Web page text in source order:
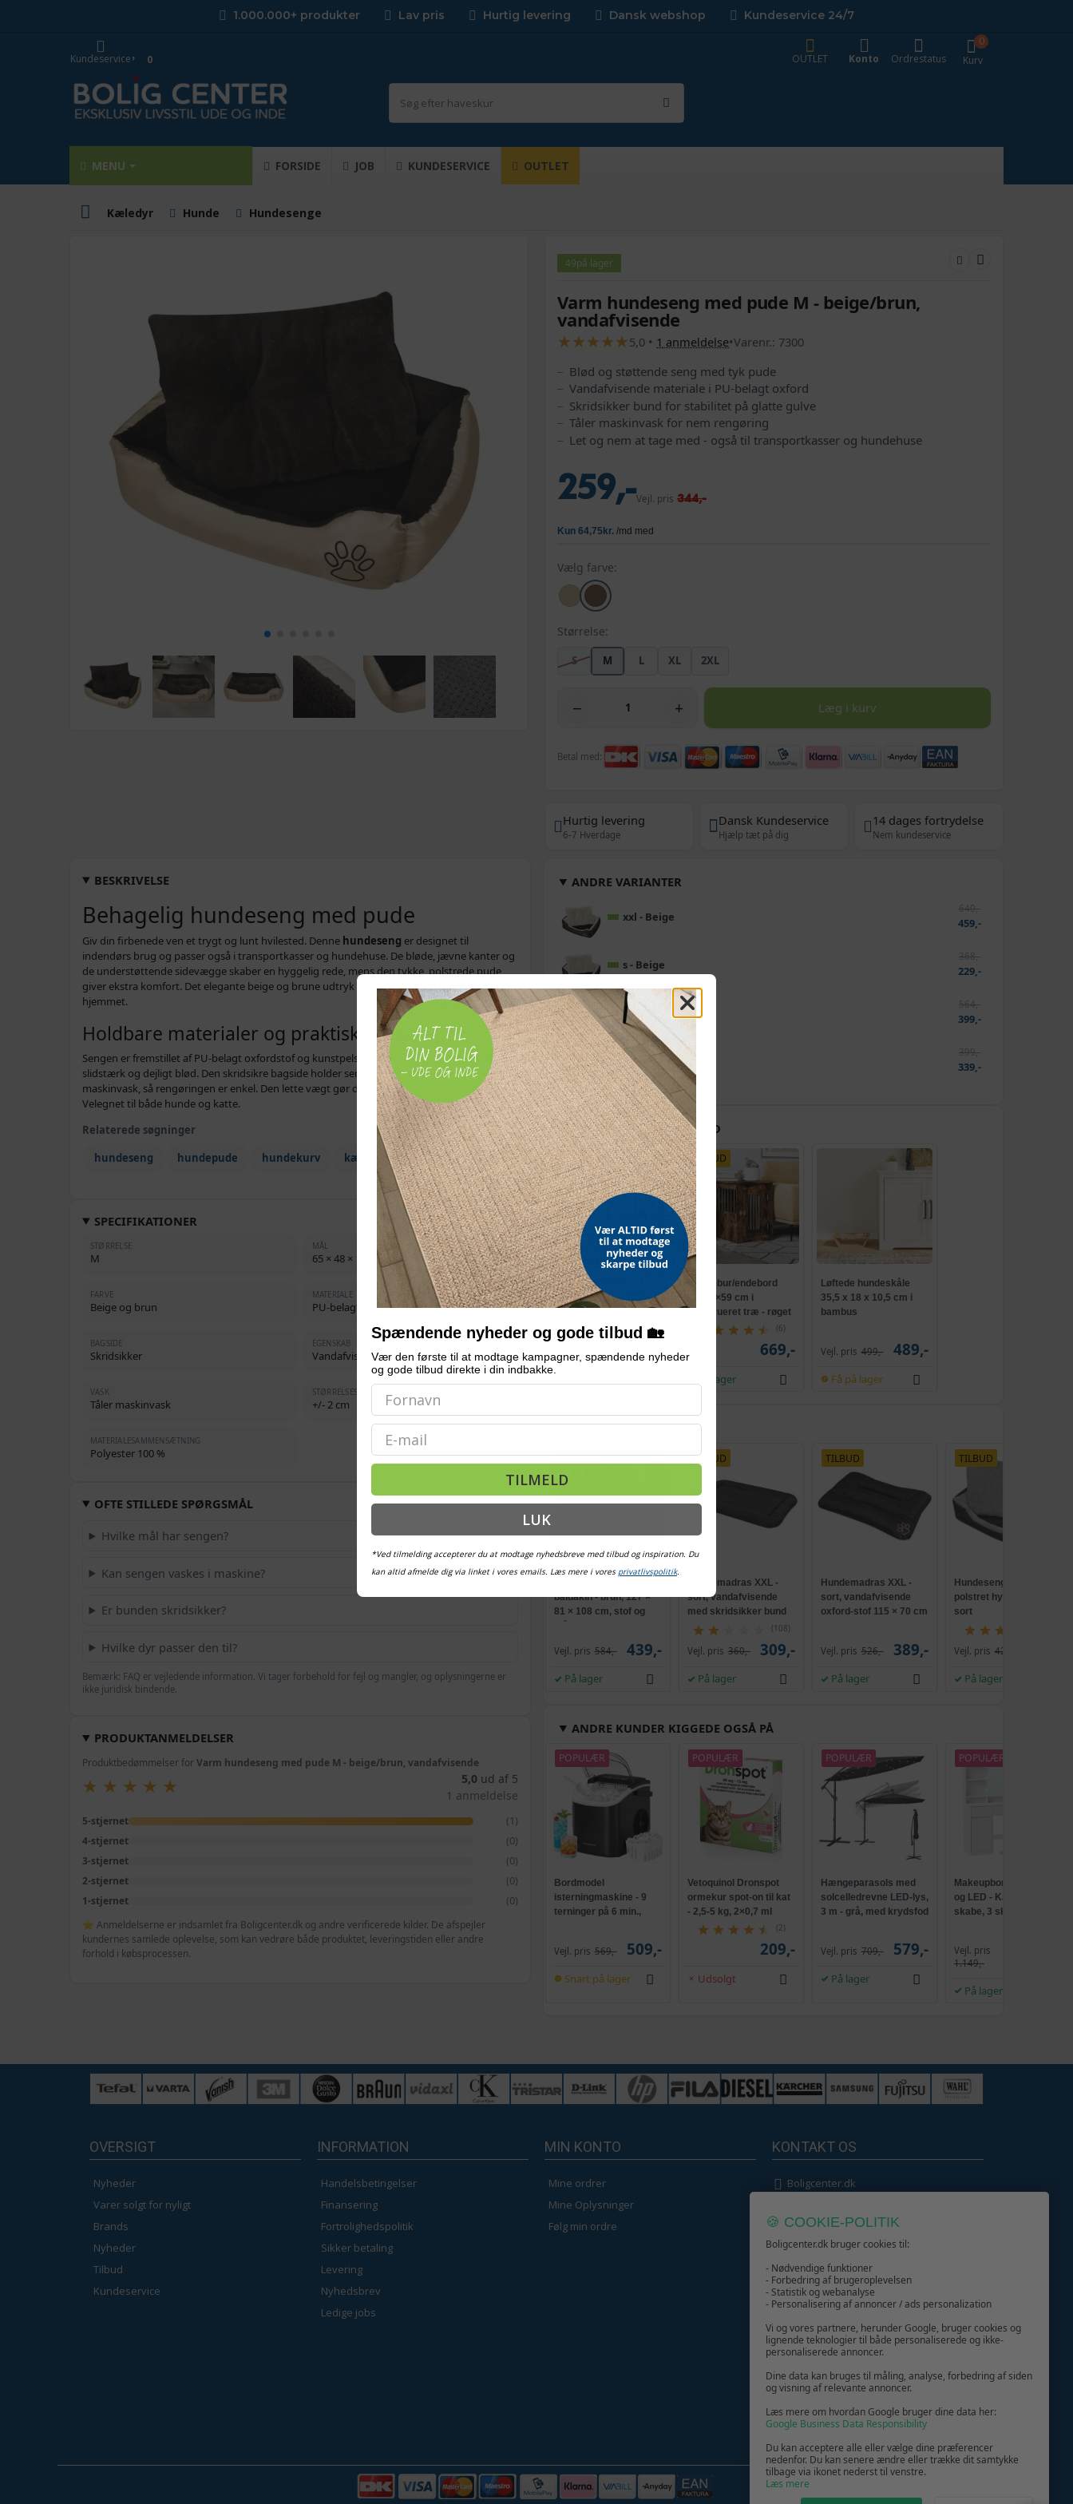
1.000.000+ produkter Lav pris Hurtig levering Dansk webshop Kundeservice 24/7
Kurv
0
OUTLET
Konto Ordrestatus
Kundeservice 0
MENU FORSIDE JOB KUNDESERVICE OUTLET
Kæledyr Hunde Hundesenge
49på lager
Varm hundeseng med pude M - beige/brun,
vandafvisende
★
★★
★★
★★
★★
★5,0 • 1 anmeldelse•Varenr.: 7300
Blød og støttende seng med tyk pude
Vandafvisende materiale i PU-belagt oxford
Skridsikker bund for stabilitet på glatte gulve
Tåler maskinvask for nem rengøring
Let og nem at tage med - også til transportkasser og hundehuse
259,-Vejl. pris 344,-
Vælg farve:
Størrelse:
S M L XL 2XL
− + Læg i kurv
Betal med:
Hurtig levering
6-7 Hverdage
Dansk Kundeservice
Hjælp tæt på dig
14 dages fortrydelse
Nem kundeservice
BESKRIVELSE
Behagelig hundeseng med pude
Giv din firbenede ven et trygt og lunt hvilested. Denne hundeseng er designet til
indendørs brug og passer også i transportkasser og hundehuse. De bløde, jævne kanter og
de understøttende sidevægge skaber en hyggelig rede, mens den tykke, polstrede pude
giver ekstra komfort. Det elegante beige og brune udtryk gør sengen let at indpasse i
hjemmet.
Holdbare materialer og praktiske detaljer
Sengen er fremstillet af PU-belagt oxfordstof og kunstpels, som gør denvandafvisende,
slidstærk og dejligt blød. Den skridsikre bagside holder sengen på plads, og den kan tåle
maskinvask, så rengøringen er enkel. Den lette vægt gør den nem at tage med på farten.
Velegnet til både hunde og katte.
Relaterede søgninger
hundeseng
hundepude hundekurv kæledyrsseng hundesenge
SPECIFIKATIONER
STØRRELSE
M
MÅL
65 × 48 × 18 cm (L × B × H)
FARVE
Beige og brun
MATERIALE
PU-belagt oxford og kunstpels
BAGSIDE
Skridsikker
EGENSKAB
Vandafvisende
VASK
Tåler maskinvask
STØRRELSESTOLERANCE
+/- 2 cm
MATERIALESAMMENSÆTNING
Polyester 100 %
OFTE STILLEDE SPØRGSMÅL
Hvilke mål har sengen?
Kan sengen vaskes i maskine?
Er bunden skridsikker?
Hvilke dyr passer den til?
Bemærk: FAQ er vejledende information. Vi tager forbehold for fejl og mangler, og oplysningerne er
ikke juridisk bindende.
PRODUKTANMELDELSER
Produktbedømmelser forVarm hundeseng med pude M - beige/brun, vandafvisende
★
★ ★
★ ★
★ ★
★ ★
★ 5,0 ud af 5
1 anmeldelse
5-stjernet (1)
4-stjernet (0)
3-stjernet (0)
2-stjernet (0)
1-stjernet (0)
⭐ Anmeldelserne er indsamlet fra Boligcenter.dk og andre verificerede kilder. De afspejler
kundernes samlede oplevelse, som kan vedrøre både produktet, leveringstiden eller andre
forhold i købsprocessen.
ANDRE VARIANTER
xxl - Beige
640,-
459,-
s - Beige
368,-
229,-
xl - Beige
564,-
399,-
l - Beige
399,-
339,-
OFTE KØBT SAMMEN MED
TILBUD
Hegnslåge med
dobbeltdør og spydtop -
Woerden 299,5 × 174,5
cm, sort
(172)
1.399,-
TILBUD
Hundebur/endebord
45×62×59 cm i
konstrueret træ - røget
egetræsfarve
(6)
669,-
På lager
Løftede hundeskåle
35,5 x 18 x 10,5 cm i
bambus
Vejl. pris 499,- 489,-
Få på lager
ALTERNATIVE VARER
TILBUD
baldakin - brun, 127 ×
81 × 108 cm, stof og
stål
Vejl. pris 584,- 439,-
På lager
TILBUD
Hundemadras XXL -
sort, vandafvisende
med skridsikker bund
(108)
Vejl. pris 360,- 309,-
På lager
TILBUD
Hundemadras XXL -
sort, vandafvisende
oxford-stof 115 × 70 cm
Vejl. pris 526,- 389,-
På lager
TILBUD
Hundeseng med
polstret hynde str. M -
sort
Vejl. pris 428,-
På lager
ANDRE KUNDER KIGGEDE OGSÅ PÅ
POPULÆR
Bordmodel
isterningmaskine - 9
terninger på 6 min.,
Vejl. pris 569,- 509,-
Snart på lager
POPULÆR
Vetoquinol Dronspot
ormekur spot-on til kat
- 2,5-5 kg, 2×0,7 ml
(2)
209,-
Udsolgt
POPULÆR
Hængeparasols med
solcelledrevne LED-lys,
3 m - grå, med krydsfod
Vejl. pris 709,- 579,-
På lager
POPULÆR
Makeupbord med spejl
og LED - Kailyn, 2
skabe, 3 skuffer, 5
uden værktøj - cloud
hvid
Vejl. pris
1.149,-
På lager
OVERSIGT
Nyheder
Varer solgt for nyligt
Brands
Nyheder
Tilbud
Kundeservice
INFORMATION
Handelsbetingelser
Finansering
Fortrolighedspolitik
Sikker betaling
Levering
Nyhedsbrev
Ledige jobs
MIN KONTO
Mine ordrer
Mine Oplysninger
Følg min ordre
KONTAKT OS
Boligcenter.dk
GIV GLÆDE MED ET GAVEKORT!
🍪 COOKIE-POLITIK
Boligcenter.dk bruger cookies til:
- Nødvendige funktioner
- Forbedring af brugeroplevelsen
- Statistik og webanalyse
- Personalisering af annoncer / ads personalization
Vi og vores partnere, herunder Google, bruger cookies og
lignende teknologier til både personaliserede og ikke-
personaliserede annoncer.
Dine data kan bruges til måling, analyse, forbedring af siden
og visning af relevante annoncer.
Læs mere om hvordan Google bruger dine data her:
Google Business Data Responsibility
Du kan acceptere alle eller vælge dine præferencer
nedenfor. Du kan senere ændre eller trække dit samtykke
tilbage via ikonet nederst til venstre.
Læs mere
Spændende nyheder og gode tilbud 🏡
Vær den første til at modtage kampagner, spændende nyheder
og gode tilbud direkte i din indbakke.
Email
TILMELD
LUK
*Ved tilmelding accepterer du at modtage nyhedsbreve med tilbud og inspiration. Du
kan altid afmelde dig via linket i vores emails. Læs mere i vores privatlivspolitik.